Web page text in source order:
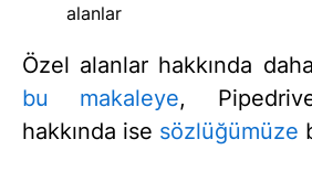
alanlar
Özel alanlar hakkında
bu makaleye,
hakkında ise sözlüğümüze